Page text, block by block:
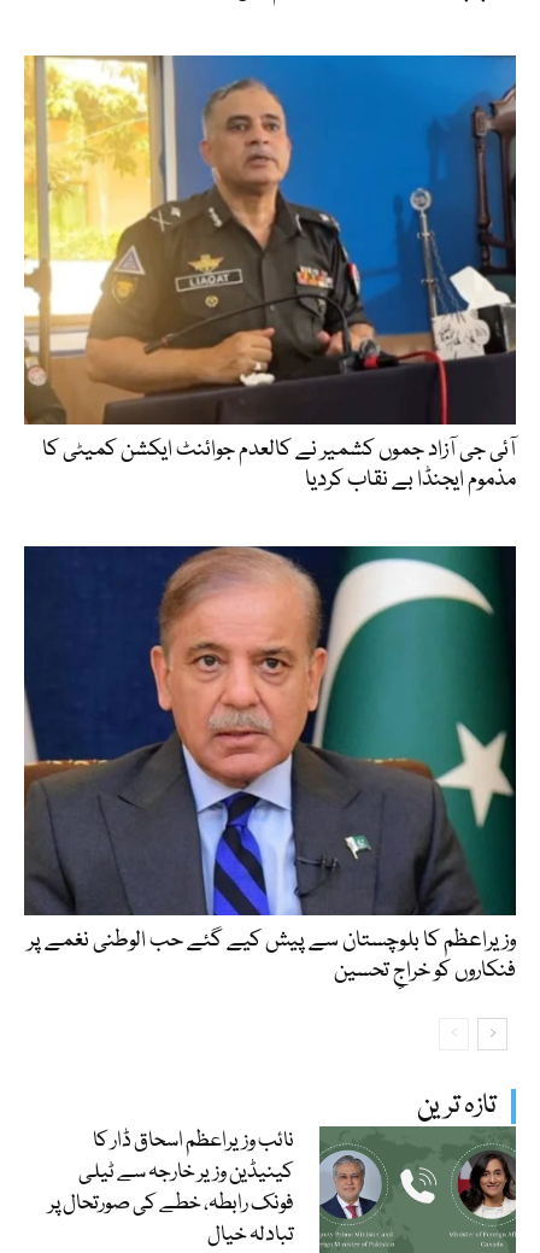
تازہ ترین
نائب وزیراعظم اسحاق ڈار کا
کینیڈین وزیر خارجہ سے ٹیلی
فونک رابطہ، خطے کی صورتحال پر
تبادلہ خیال
آئی جی آزاد جموں کشمیر نے کالعدم جوائنٹ ایکشن کمیٹی کا
مذموم ایجنڈا بے نقاب کردیا
وزیراعظم کا بلوچستان سے پیش کیے گئے حب الوطنی نغمے پر
فنکاروں کو خراجِ تحسین